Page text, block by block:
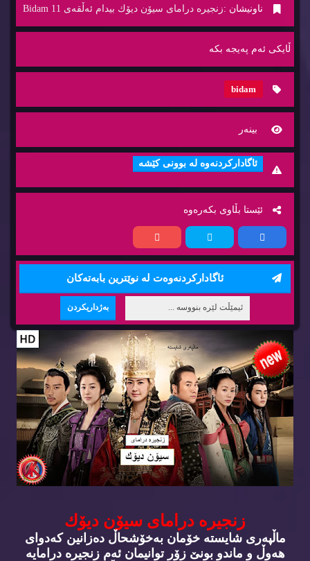
ناونیشان :زنجیره‌ درامای سیۆن دیۆك بیدام ئه‌ڵقه‌ی 11 Bidam
ڵایكی ئه‌م په‌یجه‌ بكه‌
bidam
بینه‌ر
ئاگاداركردنه‌وه‌ له‌ بوونی كێشه‌
ئێستا بڵاوی بكه‌ره‌وه‌
ئاگاداركردنه‌وه‌ت له‌ نوێترین بابه‌ته‌كان
زنجیره‌ درامای سیۆن دیۆك
ماڵپه‌ری شایسته‌ خۆمان به‌خۆشحاڵ ده‌زانین كه‌دوای
هه‌وڵ و ماندو بونێ زۆر توانیمان ئه‌م زنجیره‌ درامایه‌